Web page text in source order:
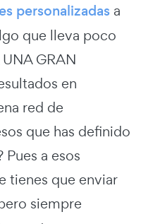
personalizadas a
que lleva poco
GRAN
en
red de
que has definido
a esos
tienes que enviar
siempre